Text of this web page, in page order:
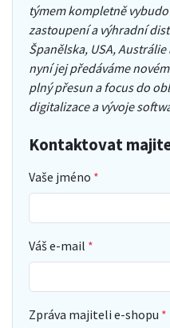
týmem kompletně
zastoupení a výhradní
Španělska, USA,
nyní jej předáváme
plný přesun a focus do
digitalizace a vývoje
Kontaktovat
Vaše jméno
Váš e-mail
Zpráva majiteli e-shopu